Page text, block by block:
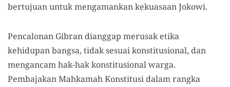
bertujuan untuk mengamankan kekuasaan Jokowi.
Pencalonan Gibran dianggap merusak etika
kehidupan bangsa, tidak sesuai konstitusional, dan
mengancam hak-hak konstitusional warga.
Pembajakan Mahkamah Konstitusi dalam rangka